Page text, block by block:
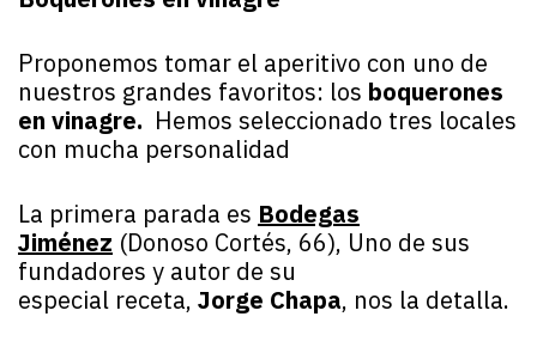
Proponemos tomar el aperitivo con uno de
nuestros grandes favoritos: los boquerones
en vinagre. Hemos seleccionado tres locales
con mucha personalidad
La primera parada es Bodegas
Jiménez (Donoso Cortés, 66), Uno de sus
fundadores y autor de su
especial receta, Jorge Chapa, nos la detalla.